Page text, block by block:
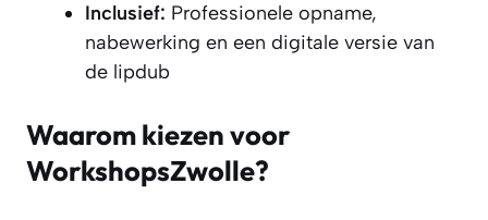
Inclusief: Professionele opname,
nabewerking en een digitale versie van
de lipdub
Waarom kiezen voor
WorkshopsZwolle?